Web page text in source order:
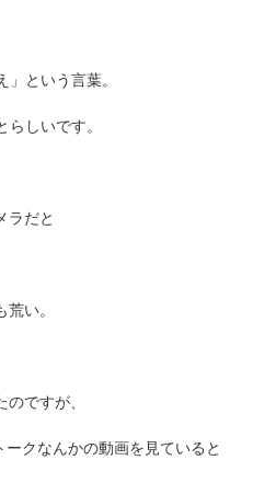
という言葉。
しいです。
ラだと
い。
ですが、
クなんかの動画を見ていると